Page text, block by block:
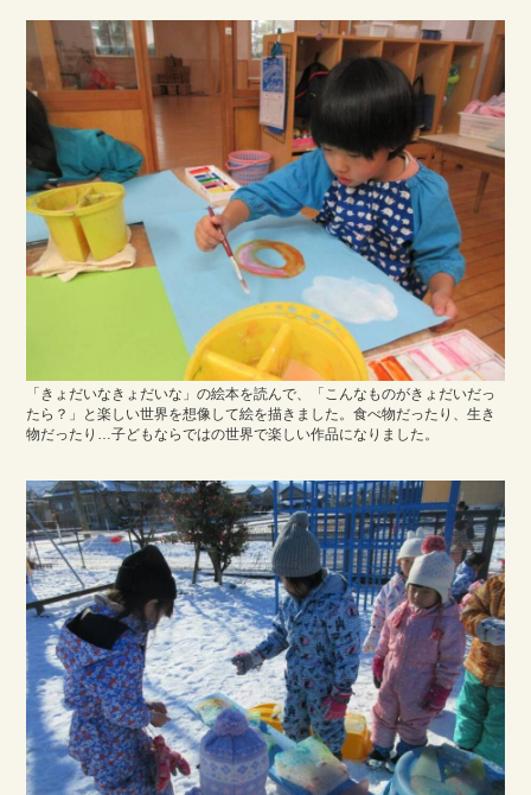
「きょだいなきょだいな」の絵本を読んで、「こんなものがきょだいだっ
たら？」と楽しい世界を想像して絵を描きました。食べ物だったり、生き
物だったり…子どもならではの世界で楽しい作品になりました。